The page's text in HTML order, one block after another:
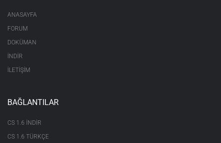
ANASAYFA
FORUM
DOKÜMAN
İNDİR
İLETİŞİM
BAĞLANTILAR
CS 1.6 INDIR
CS 1.6 TÜRKÇE